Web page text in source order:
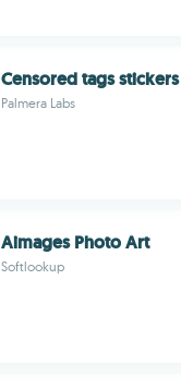
Censored tags stickers
Palmera Labs
Aimages Photo Art
Softlookup